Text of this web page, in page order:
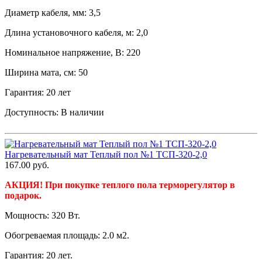
Диаметр кабеля, мм: 3,5
Длина установочного кабеля, м: 2,0
Номинальное напряжение, В: 220
Ширина мата, см: 50
Гарантия: 20 лет
Доступность: В наличии
Нагревательный мат Теплый пол №1 ТСП-320-2,0
167.00 руб.
АКЦИЯ! При покупке теплого пола терморегулятор в
подарок.
Мощность: 320 Вт.
Обогреваемая площадь: 2.0 м2.
Гарантия: 20 лет.